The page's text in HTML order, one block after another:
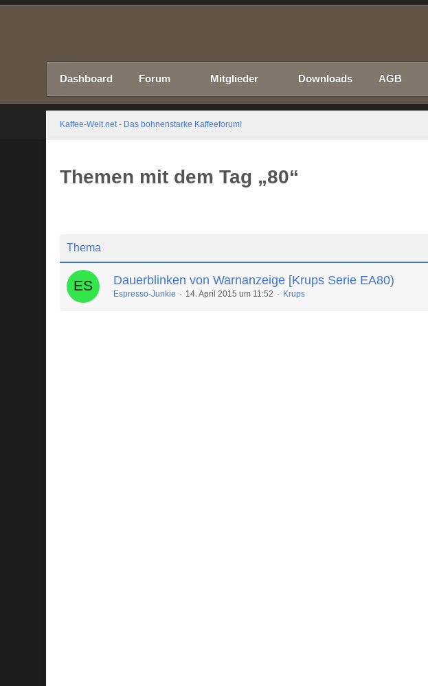
Dashboard Forum Mitglieder Downloads AGB
Kaffee-Welt.net - Das bohnenstarke Kaffeeforum!
Themen mit dem Tag „80“
Thema
Dauerblinken von Warnanzeige [Krups Serie EA80)
Espresso-Junkie 14. April 2015 um 11:52 Krups